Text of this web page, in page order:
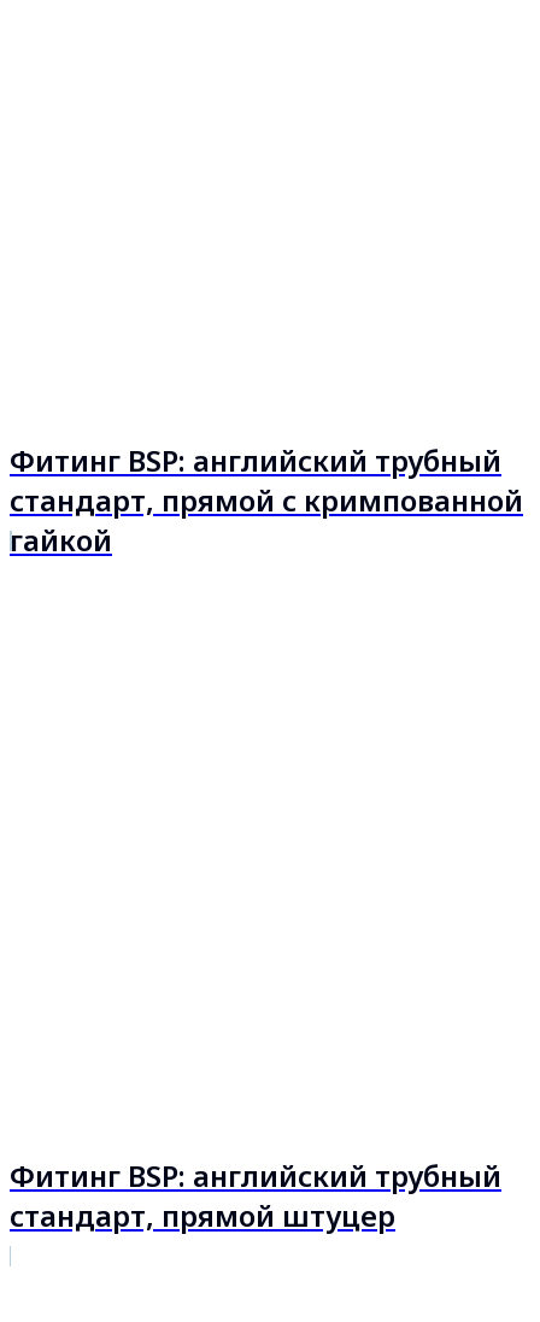
Фитинг BSP: английский трубный
стандарт, прямой с кримпованной
гайкой
Фитинг BSP: английский трубный
стандарт, прямой штуцер